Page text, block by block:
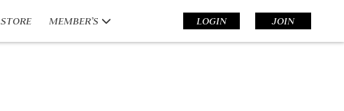
STORE MEMBER’S LOGIN JOIN